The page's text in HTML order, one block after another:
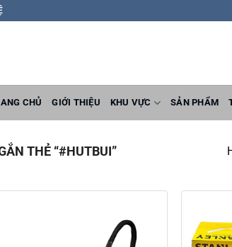
CHỦ GIỚI THIỆU KHU VỰC SẢN PHẨM
THẺ “#HUTBUI”